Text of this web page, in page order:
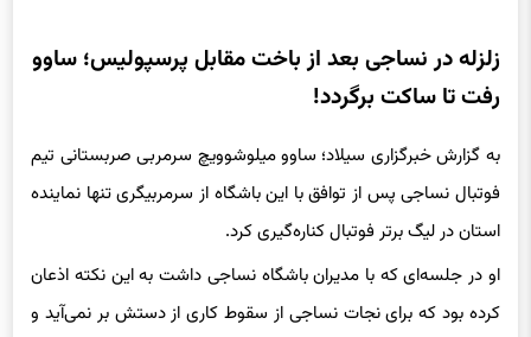
زلزله در نساجی بعد از باخت مقابل پرسپولیس؛ ساوو
رفت تا ساکت برگردد!
به گزارش خبرگزاری سیلاد؛ ساوو میلوشوویچ سرمربی صربستانی تیم
فوتبال نساجی پس از توافق با این باشگاه از سرمربیگری تنها نماینده
استان در لیگ برتر فوتبال کناره‌گیری کرد.
او در جلسه‌ای که با مدیران باشگاه نساجی داشت به این نکته اذعان
کرده بود که برای نجات نساجی از سقوط کاری از دستش بر نمی‌آید و